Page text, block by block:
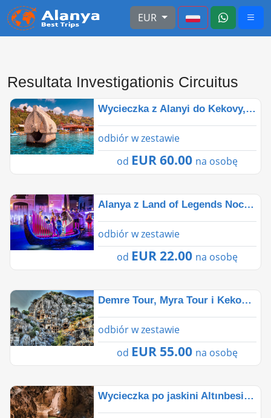
EUR
Resultata Investigationis Circuitus
Wycieczka z Alanyi do Kekovy, Demre, Myra.
odbiór w zestawie
od EUR 60.00 na osobę
Alanya z Land of Legends Nocne Show | Niezapomniane!
odbiór w zestawie
od EUR 22.00 na osobę
Demre Tour, Myra Tour i Kekova Tour z Side⛵️⚓️
odbiór w zestawie
od EUR 55.00 na osobę
Wycieczka po jaskini Altınbesik i zwiedzanie domów z